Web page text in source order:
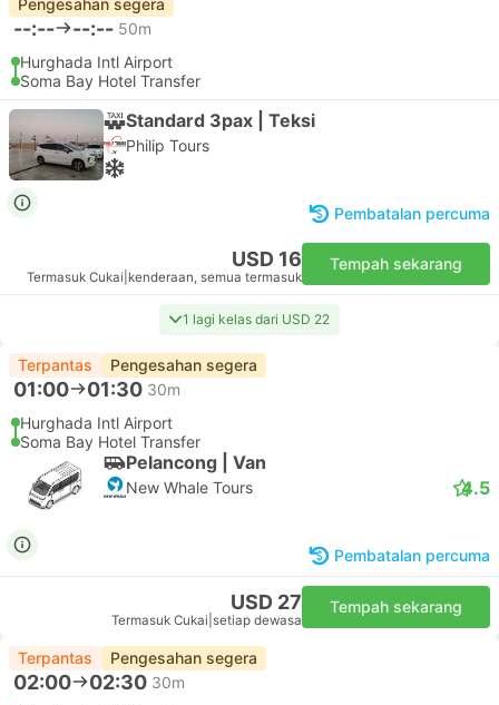
Pengesahan segera
--:-- --:-- 50m
Hurghada Intl Airport
Soma Bay Hotel Transfer
Standard 3pax | Teksi
Philip Tours
Pembatalan percuma
USD 16
Termasuk Cukai kenderaan, semua termasuk
Tempah sekarang
1 lagi kelas dari USD 22
Terpantas Pengesahan segera
01:00 01:30 30m
Hurghada Intl Airport
Soma Bay Hotel Transfer
Pelancong | Van
New Whale Tours 4.5
Pembatalan percuma
USD 27
Termasuk Cukai setiap dewasa
Tempah sekarang
Terpantas Pengesahan segera
02:00 02:30 30m